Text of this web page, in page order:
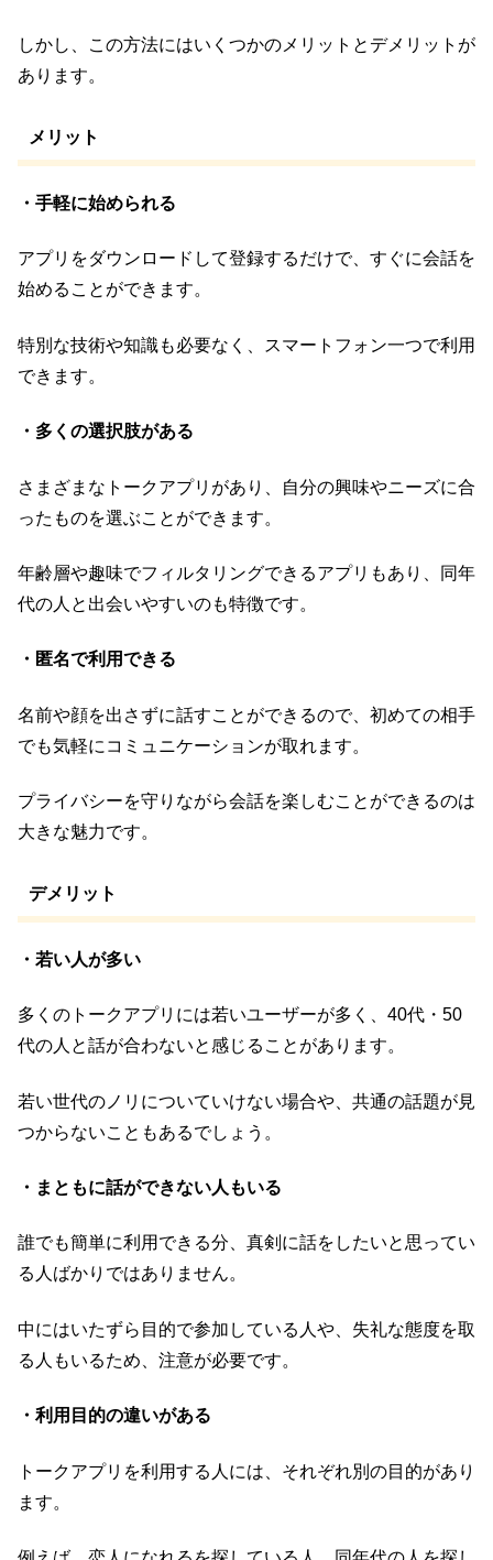
しかし、この方法にはいくつかのメリットとデメリットが
あります。
メリット
・手軽に始められる
アプリをダウンロードして登録するだけで、すぐに会話を
始めることができます。
特別な技術や知識も必要なく、スマートフォン一つで利用
できます。
・多くの選択肢がある
さまざまなトークアプリがあり、自分の興味やニーズに合
ったものを選ぶことができます。
年齢層や趣味でフィルタリングできるアプリもあり、同年
代の人と出会いやすいのも特徴です。
・匿名で利用できる
名前や顔を出さずに話すことができるので、初めての相手
でも気軽にコミュニケーションが取れます。
プライバシーを守りながら会話を楽しむことができるのは
大きな魅力です。
デメリット
・若い人が多い
多くのトークアプリには若いユーザーが多く、40代・50
代の人と話が合わないと感じることがあります。
若い世代のノリについていけない場合や、共通の話題が見
つからないこともあるでしょう。
・まともに話ができない人もいる
誰でも簡単に利用できる分、真剣に話をしたいと思ってい
る人ばかりではありません。
中にはいたずら目的で参加している人や、失礼な態度を取
る人もいるため、注意が必要です。
・利用目的の違いがある
トークアプリを利用する人には、それぞれ別の目的があり
ます。